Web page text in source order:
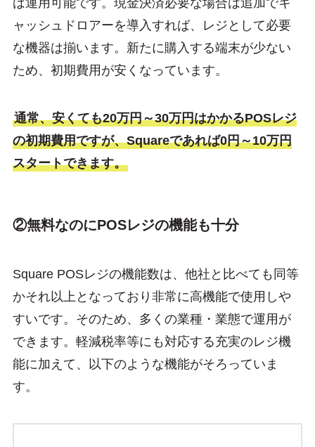
ば運用可能です。現金決済必要な場合は追加でキ
ャッシュドロアーを導入すれば、レジとして必要
な機器は揃います。新たに購入する端末が少ない
ため、初期費用が安くなっています。
通常、安くても20万円～30万円はかかるPOSレジ
の初期費用ですが、Squareであれば0円～10万円
スタートできます。
②無料なのにPOSレジの機能も十分
Square POSレジの機能数は、他社と比べても同等
かそれ以上となっており非常に高機能で使用しや
すいです。そのため、多くの業種・業態で運用が
できます。軽減税率等にも対応する充実のレジ機
能に加えて、以下のような機能がそろっていま
す。